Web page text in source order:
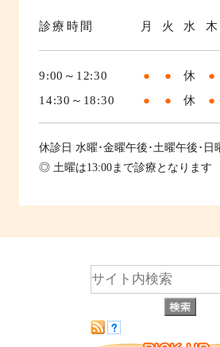
診療時間 月 火 水 木
9:00～12:30 ● ● 休 ●
14:30～18:30
● ● 休 ●
休診日 水曜･金曜午後･土曜午後･日
◎ 土曜は13:00まで診療となります